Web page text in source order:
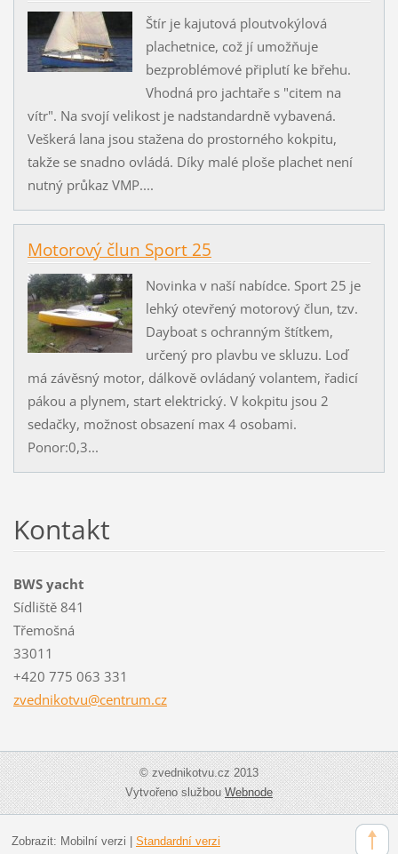
Štír je kajutová ploutvokýlová
plachetnice, což jí umožňuje
bezproblémové připlutí ke břehu.
Vhodná pro jachtaře s "citem na
vítr". Na svojí velikost je nadstandardně vybavená.
Veškerá lana jsou stažena do prostorného kokpitu,
takže se snadno ovládá. Díky malé ploše plachet není
nutný průkaz VMP....
Motorový člun Sport 25
Novinka v naší nabídce. Sport 25 je
lehký otevřený motorový člun, tzv.
Dayboat s ochranným štítkem,
určený pro plavbu ve skluzu. Loď
má závěsný motor, dálkově ovládaný volantem, řadicí
pákou a plynem, start elektrický. V kokpitu jsou 2
sedačky, možnost obsazení max 4 osobami.
Ponor:0,3...
Kontakt
BWS yacht
Sídliště 841
Třemošná
33011
+420 775 063 331
zvednikotvu@centrum.cz
© zvednikotvu.cz 2013
Vytvořeno službouWebnode
Zobrazit: Mobilní verzi Standardní verzi